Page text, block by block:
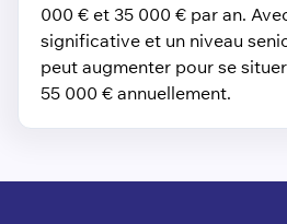
000 € et 35 000 € par an.
significative et un niveau
peut augmenter pour se
55 000 € annuellement.